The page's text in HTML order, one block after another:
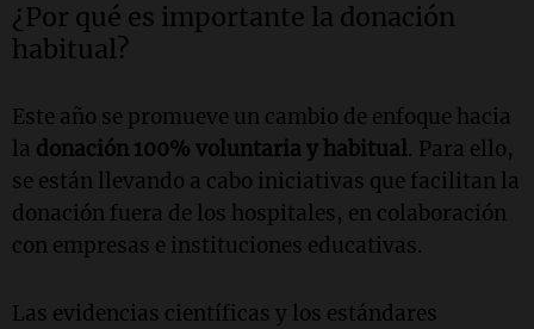
¿Por qué es importante la donación
habitual?
Este año se promueve un cambio de enfoque hacia
la donación 100% voluntaria y habitual. Para ello,
se están llevando a cabo iniciativas que facilitan la
donación fuera de los hospitales, en colaboración
con empresas e instituciones educativas.
Las evidencias científicas y los estándares